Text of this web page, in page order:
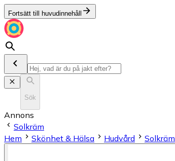
Fortsätt till huvudinnehåll
Sök
Annons
Solkräm
Hem
Skönhet & Hälsa Hudvård Solkräm